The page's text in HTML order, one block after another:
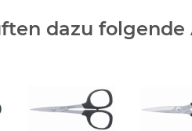
dazu folgende